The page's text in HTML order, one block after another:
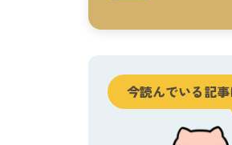
今読んでいる記事